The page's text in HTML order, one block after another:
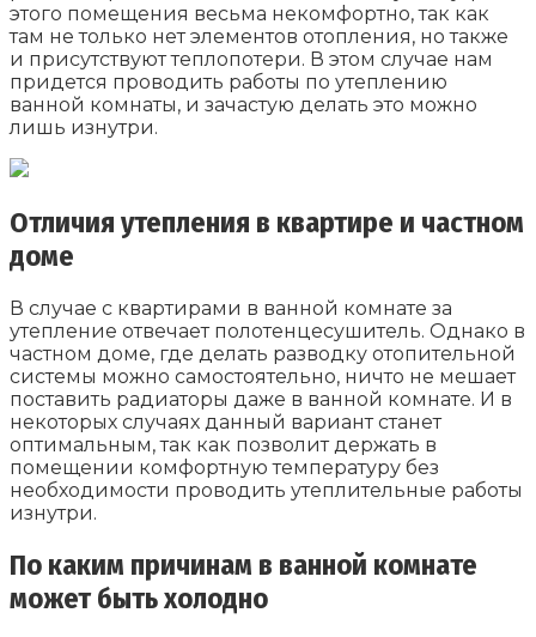
этого помещения весьма некомфортно, так как
там не только нет элементов отопления, но также
и присутствуют теплопотери. В этом случае нам
придется проводить работы по утеплению
ванной комнаты, и зачастую делать это можно
лишь изнутри.
Отличия утепления в квартире и частном
доме
В случае с квартирами в ванной комнате за
утепление отвечает полотенцесушитель. Однако в
частном доме, где делать разводку отопительной
системы можно самостоятельно, ничто не мешает
поставить радиаторы даже в ванной комнате. И в
некоторых случаях данный вариант станет
оптимальным, так как позволит держать в
помещении комфортную температуру без
необходимости проводить утеплительные работы
изнутри.
По каким причинам в ванной комнате
может быть холодно